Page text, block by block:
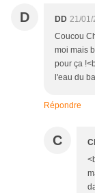
D DD 21/01/
Coucou
moi mais
pour ça
l'eau du
Répondre
C